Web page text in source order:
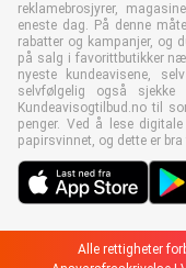
reklamebrosjyrer,
eneste dag. På denne
rabatter og kampanjer, og
på salg i favorittbutikker
nyeste kundeavisene,
selvfølgelig også
Kundeavisogtilbud.no til
penger. Ved å lese
papirsvinnet, og dette er bra
Alle rettigheter